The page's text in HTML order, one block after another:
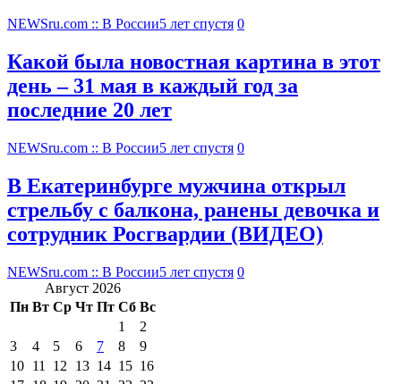
NEWSru.com :: В России5 лет спустя 0
Какой была новостная картина в этот
день – 31 мая в каждый год за
последние 20 лет
NEWSru.com :: В России5 лет спустя 0
В Екатеринбурге мужчина открыл
стрельбу с балкона, ранены девочка и
сотрудник Росгвардии (ВИДЕО)
NEWSru.com :: В России5 лет спустя 0
Август 2026
Пн Вт Ср Чт Пт Сб Вс
1
2
3
4 5 6 7 8
9
10 11 12 13 14 15 16